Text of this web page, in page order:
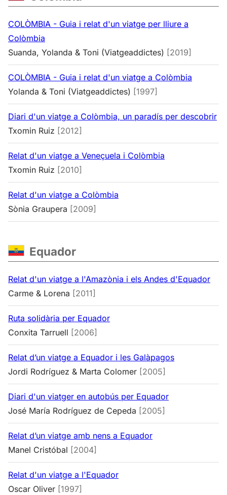
COLÒMBIA - Guia i relat d'un viatge per lliure a
Colòmbia
Suanda, Yolanda & Toni (Viatgeaddictes) [2019]
COLÒMBIA - Guia i relat d'un viatge a Colòmbia
Yolanda & Toni (Viatgeaddictes) [1997]
Diari d'un viatge a Colòmbia, un paradís per descobrir
Txomin Ruiz [2012]
Relat d'un viatge a Veneçuela i Colòmbia
Txomin Ruiz [2010]
Relat d'un viatge a Colòmbia
Sònia Graupera [2009]
Equador
Relat d'un viatge a l'Amazònia i els Andes d'Equador
Carme & Lorena [2011]
Ruta solidària per Equador
Conxita Tarruell [2006]
Relat d’un viatge a Equador i les Galàpagos
Jordi Rodríguez & Marta Colomer [2005]
Diari d'un viatger en autobús per Equador
José María Rodríguez de Cepeda [2005]
Relat d’un viatge amb nens a Equador
Manel Cristóbal [2004]
Relat d'un viatge a l'Equador
Oscar Oliver [1997]